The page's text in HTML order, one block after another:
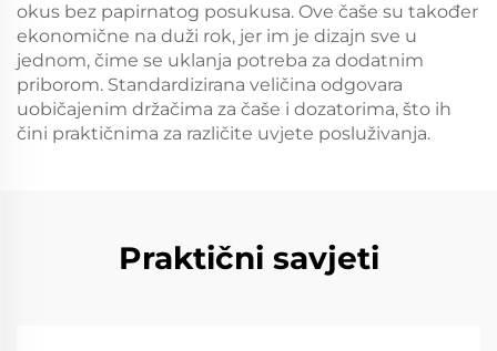
okus bez papirnatog posukusa. Ove čaše su također
ekonomične na duži rok, jer im je dizajn sve u
jednom, čime se uklanja potreba za dodatnim
priborom. Standardizirana veličina odgovara
uobičajenim držačima za čaše i dozatorima, što ih
čini praktičnima za različite uvjete posluživanja.
Praktični savjeti